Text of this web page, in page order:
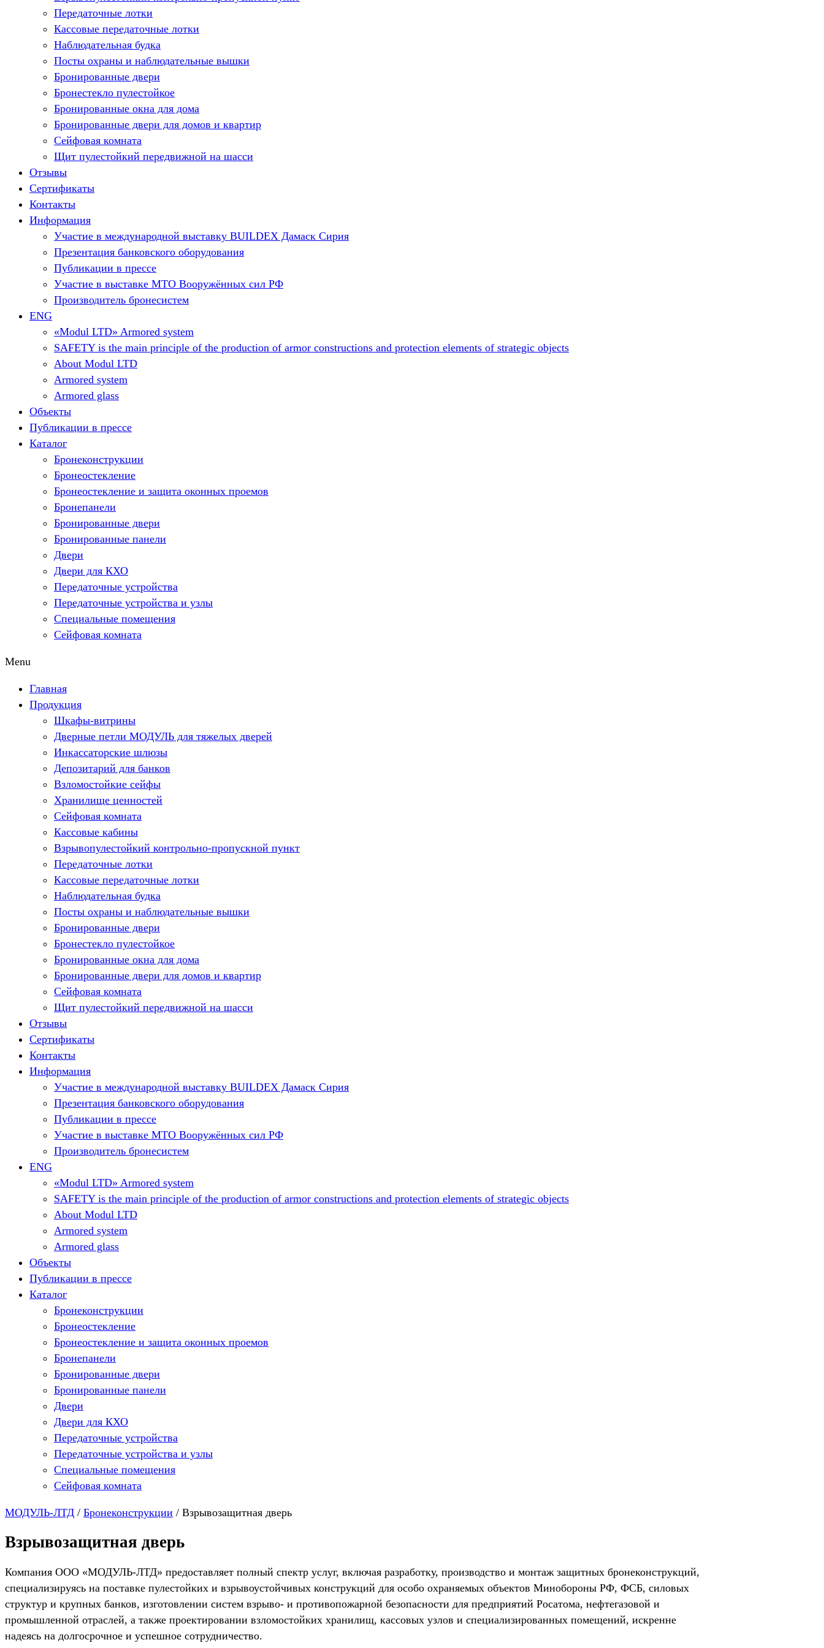
Передаточные лотки
Кассовые передаточные лотки
Наблюдательная будка
Посты охраны и наблюдательные вышки
Бронированные двери
Бронестекло пулестойкое
Бронированные окна для дома
Бронированные двери для домов и квартир
Сейфовая комната
Щит пулестойкий передвижной на шасси
Отзывы
Сертификаты
Контакты
Информация
Участие в международной выставку BUILDEX Дамаск Сирия
Презентация банковского оборудования
Публикации в прессе
Участие в выставке МТО Вооружённых сил РФ
Производитель бронесистем
ENG
«Modul LTD» Armored system
SAFETY is the main principle of the production of armor constructions and protection elements of strategic objects
About Modul LTD
Armored system
Armored glass
Объекты
Публикации в прессе
Каталог
Бронеконструкции
Бронеостекление
Бронеостекление и защита оконных проемов
Бронепанели
Бронированные двери
Бронированные панели
Двери
Двери для КХО
Передаточные устройства
Передаточные устройства и узлы
Специальные помещения
Сейфовая комната
Menu
Главная
Продукция
Шкафы-витрины
Дверные петли МОДУЛЬ для тяжелых дверей
Инкассаторские шлюзы
Депозитарий для банков
Взломостойкие сейфы
Хранилище ценностей
Сейфовая комната
Кассовые кабины
Взрывопулестойкий контрольно-пропускной пункт
Передаточные лотки
Кассовые передаточные лотки
Наблюдательная будка
Посты охраны и наблюдательные вышки
Бронированные двери
Бронестекло пулестойкое
Бронированные окна для дома
Бронированные двери для домов и квартир
Сейфовая комната
Щит пулестойкий передвижной на шасси
Отзывы
Сертификаты
Контакты
Информация
Участие в международной выставку BUILDEX Дамаск Сирия
Презентация банковского оборудования
Публикации в прессе
Участие в выставке МТО Вооружённых сил РФ
Производитель бронесистем
ENG
«Modul LTD» Armored system
SAFETY is the main principle of the production of armor constructions and protection elements of strategic objects
About Modul LTD
Armored system
Armored glass
Объекты
Публикации в прессе
Каталог
Бронеконструкции
Бронеостекление
Бронеостекление и защита оконных проемов
Бронепанели
Бронированные двери
Бронированные панели
Двери
Двери для КХО
Передаточные устройства
Передаточные устройства и узлы
Специальные помещения
Сейфовая комната
МОДУЛЬ-ЛТД / Бронеконструкции / Взрывозащитная дверь
Взрывозащитная дверь
Компания ООО «МОДУЛЬ-ЛТД» предоставляет полный спектр услуг, включая разработку, производство и монтаж защитных бронеконструкций,
специализируясь на поставке пулестойких и взрывоустойчивых конструкций для особо охраняемых объектов Минобороны РФ, ФСБ, силовых
структур и крупных банков, изготовлении систем взрыво- и противопожарной безопасности для предприятий Росатома, нефтегазовой и
промышленной отраслей, а также проектировании взломостойких хранилищ, кассовых узлов и специализированных помещений, искренне
надеясь на долгосрочное и успешное сотрудничество.